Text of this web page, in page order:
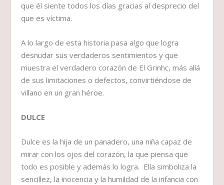
que él siente todos los días gracias al desprecio del
que es víctima.
A lo largo de esta historia pasa algo que logra
desnudar sus verdaderos sentimientos y que
muestra el verdadero corazón de El Grinhc, más allá
de sus limitaciones o defectos, convirtiéndose de
villano en un gran héroe.
DULCE
Dulce es la hija de un panadero, una niña capaz de
mirar con los ojos del corazón, la que piensa que
todo es posible y además lo logra. Ella simboliza la
sencillez, la inocencia y la humildad de la infancia con